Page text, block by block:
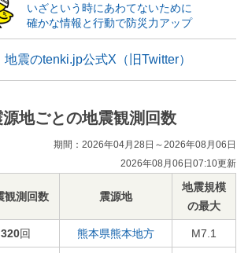
いざという時にあわてないために
確かな情報と行動で防災力アップ
地震のtenki.jp公式X（旧Twitter）
源地ごとの地震観測回数
期間：2026年04月28日～2026年08月06日
2026年08月06日07:10更新
観測回数 震源地
地震規模
の最大
320回 熊本県熊本地方 M7.1